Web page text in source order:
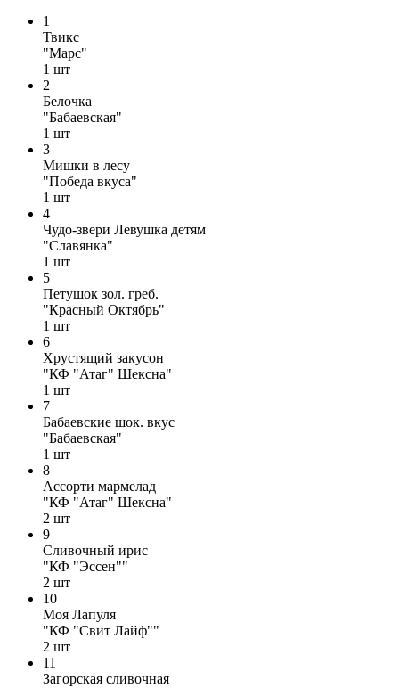
1
Твикс
"Марс"
1 шт
2
Белочка
"Бабаевская"
1 шт
3
Мишки в лесу
"Победа вкуса"
1 шт
4
Чудо-звери Левушка детям
"Славянка"
1 шт
5
Петушок зол. греб.
"Красный Октябрь"
1 шт
6
Хрустящий закусон
"КФ "Атаг" Шексна"
1 шт
7
Бабаевские шок. вкус
"Бабаевская"
1 шт
8
Ассорти мармелад
"КФ "Атаг" Шексна"
2 шт
9
Сливочный ирис
"КФ "Эссен""
2 шт
10
Моя Лапуля
"КФ "Свит Лайф""
2 шт
11
Загорская сливочная